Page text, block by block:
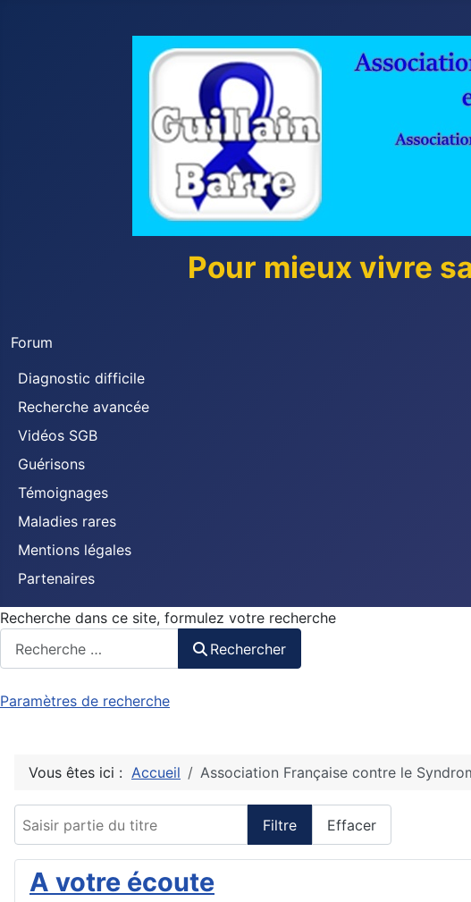
Pour mieux vivre
Forum
Diagnostic difficile
Recherche avancée
Vidéos SGB
Guérisons
Témoignages
Maladies rares
Mentions légales
Partenaires
Recherche dans ce site, formulez votre recherche
Rechercher
Paramètres de recherche
Vous êtes ici : Accueil Association Française contre le
Filtre Effacer
A votre écoute